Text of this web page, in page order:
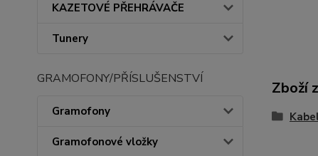
KAZETOVÉ PŘEHRÁVAČE
Tunery
GRAMOFONY/PŘÍSLUŠENSTVÍ
Gramofony
Gramofonové vložky
Zboží